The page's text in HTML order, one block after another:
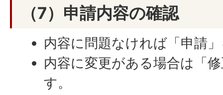
（7）申請内容の確認
内容に問題なければ「申請
内容に変更がある場合は「
す。